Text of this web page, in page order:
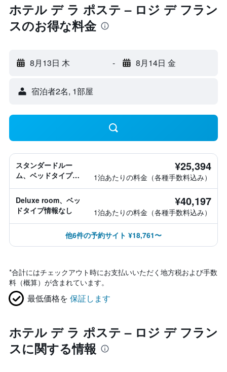
ホテル デ ラ ポステ – ロジ デ フラン
スのお得な料金
8月13日 木 - 8月14日 金
宿泊者2名, 1​部屋
スタンダードルー
ム、ベッドタイプ情
¥25,394
1泊あたりの料金（各種手数料込み）
Deluxe room、ベッ
ドタイプ情報なし
¥40,197
1泊あたりの料金（各種手数料込み）
他6件の予約サイト ¥18,761〜
*合計にはチェックアウト時にお支払いいただく地方税および手数
料（概算）が含まれています。
最低価格を 保証します
ホテル デ ラ ポステ – ロジ デ フラン
スに関する情報